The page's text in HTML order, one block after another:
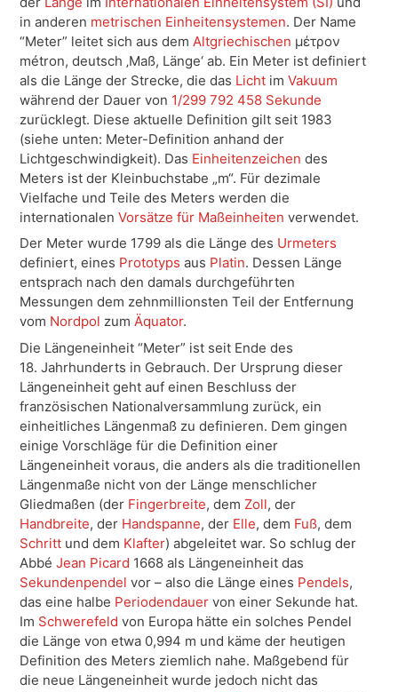
in anderen metrischen Einheitensystemen. Der Name
“Meter” leitet sich aus dem Altgriechischen μέτρον
métron, deutsch ‚Maß, Länge‘ ab. Ein Meter ist definiert
als die Länge der Strecke, die das Licht im Vakuum
während der Dauer von 1/299 792 458 Sekunde
zurücklegt. Diese aktuelle Definition gilt seit 1983
(siehe unten: Meter-Definition anhand der
Lichtgeschwindigkeit). Das Einheitenzeichen des
Meters ist der Kleinbuchstabe „m“. Für dezimale
Vielfache und Teile des Meters werden die
internationalen Vorsätze für Maßeinheiten verwendet.
Der Meter wurde 1799 als die Länge des Urmeters
definiert, eines Prototyps aus Platin. Dessen Länge
entsprach nach den damals durchgeführten
Messungen dem zehnmillionsten Teil der Entfernung
vom Nordpol zum Äquator.
Die Längeneinheit “Meter” ist seit Ende des
18. Jahrhunderts in Gebrauch. Der Ursprung dieser
Längeneinheit geht auf einen Beschluss der
französischen Nationalversammlung zurück, ein
einheitliches Längenmaß zu definieren. Dem gingen
einige Vorschläge für die Definition einer
Längeneinheit voraus, die anders als die traditionellen
Längenmaße nicht von der Länge menschlicher
Gliedmaßen (der Fingerbreite, dem Zoll, der
Handbreite, der Handspanne, der Elle, dem Fuß, dem
Schritt und dem Klafter) abgeleitet war. So schlug der
Abbé Jean Picard 1668 als Längeneinheit das
Sekundenpendel vor – also die Länge eines Pendels,
das eine halbe Periodendauer von einer Sekunde hat.
Im Schwerefeld von Europa hätte ein solches Pendel
die Länge von etwa 0,994 m und käme der heutigen
Definition des Meters ziemlich nahe. Maßgebend für
die neue Längeneinheit wurde jedoch nicht das